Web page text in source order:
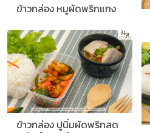
ข้าวกล่อง หมูผัดพริกแกง
ข้าวกล่อง ปูนิ่มผัดพริกสด